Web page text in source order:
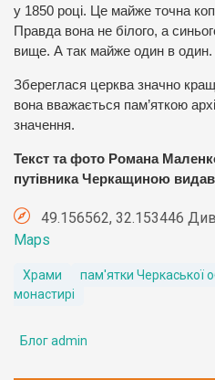
у 1850 році. Це майже точна
Правда вона не білого, а
вище. А так майже один в один.
Збереглася церква значно
вона вважається пам’яткою
значення.
Текст та фото Романа
путівника Черкащиною
49.156562, 32.153446
Maps
Храми пам'ятки Черкаської
монастирі
Блог admin